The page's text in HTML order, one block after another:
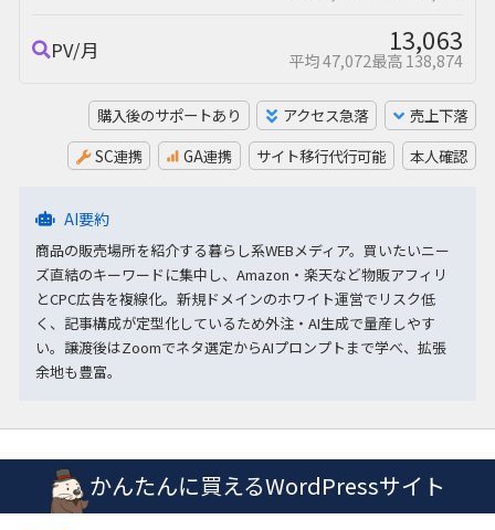
PV/月 13,063
平均 47,072最高 138,874
購入後のサポートあり アクセス急落
売上下落
SC連携
GA連携 サイト移行代行可能 本人確認
AI要約
商品の販売場所を紹介する暮らし系WEBメディア。買いたいニー
ズ直結のキーワードに集中し、Amazon・楽天など物販アフィリ
とCPC広告を複線化。新規ドメインのホワイト運営でリスク低
く、記事構成が定型化しているため外注・AI生成で量産しやす
い。譲渡後はZoomでネタ選定からAIプロンプトまで学べ、拡張
余地も豊富。
かんたんに買えるWordPressサイト